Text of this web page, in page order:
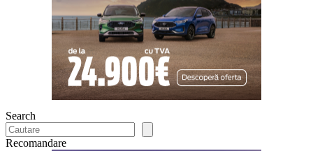
Search
Recomandare